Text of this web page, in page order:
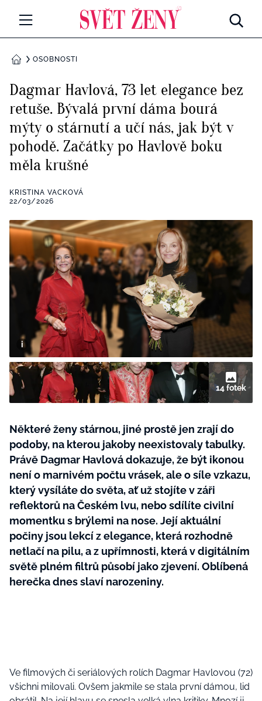
Všechny kategorie
Rozhovory
RETROHUBKY
PSYCHOLOGIE
Všechny kategorie
ZDRAVÍ
Všechny kategorie
ZÁBAVA
Všechny kategorie
Testy a kvízy
BYDLENÍ
Všechny kategorie
Tvoření
Rady a tipy
BurdaMedia
Extra
SVĚT ŽENY - 599 KČ
ROČNÍ PŘEDPLATNÉ SVĚT ŽENY +
SADA PRODUKTŮ MANA (10 ks)
DOMŮOSOBNOSTI
Dagmar Havlová, 73 let elegance bez
retuše. Bývalá první dáma bourá
mýty o stárnutí a učí nás, jak být v
pohodě. Začátky po Havlově boku
měla krušné
KRISTINA VACKOVÁ
22/03/2026
14 fotek
Některé ženy stárnou, jiné prostě jen zrají do
podoby, na kterou jakoby neexistovaly tabulky.
Právě Dagmar Havlová dokazuje, že být ikonou
není o marnivém počtu vrásek, ale o síle vzkazu,
který vysíláte do světa, ať už stojíte v záři
reflektorů na Českém lvu, nebo sdílíte civilní
momentku s brýlemi na nose. Její aktuální
počiny jsou lekcí z elegance, která rozhodně
netlačí na pilu, a z upřímnosti, která v digitálním
světě plném filtrů působí jako zjevení. Oblíbená
herečka dnes slaví narozeniny.
Ve filmových či seriálových rolích Dagmar Havlovou (72)
všichni milovali. Ovšem jakmile se stala první dámou, lid